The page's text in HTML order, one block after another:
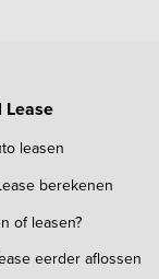
Lease
leasen
berekenen
of leasen?
eerder aflossen